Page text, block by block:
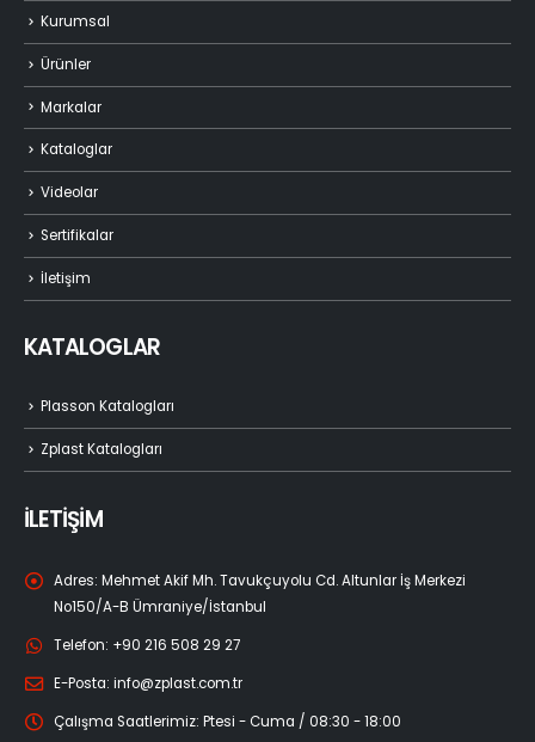
Kurumsal
Ürünler
Markalar
Kataloglar
Videolar
Sertifikalar
İletişim
KATALOGLAR
Plasson Katalogları
Zplast Katalogları
İLETİŞİM
Adres: Mehmet Akif Mh. Tavukçuyolu Cd. Altunlar İş Merkezi
No150/A-B Ümraniye/İstanbul
Telefon: +90 216 508 29 27
E-Posta: info@zplast.com.tr
Çalışma Saatlerimiz: Ptesi - Cuma / 08:30 - 18:00